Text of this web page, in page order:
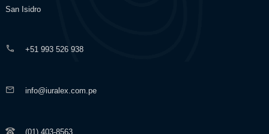
San Isidro
+51 993 526 938
info@iuralex.com.pe
(01) 403-8563